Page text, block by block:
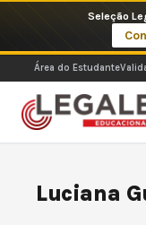
o
conteúdo
Seleção
Área do Estudante
Luciana